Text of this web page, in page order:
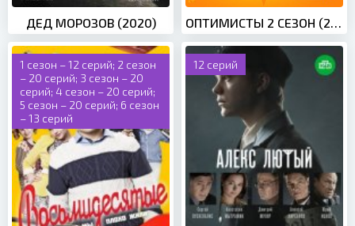
ДЕД МОРОЗОВ (2020) ОПТИМИСТЫ 2 СЕЗОН (2021)
1 сезон – 12 серий; 2 сезон
– 20 серий; 3 сезон – 20
серий; 4 сезон – 20 серий;
5 сезон – 20 серий; 6 сезон
– 13 серий
12 серий